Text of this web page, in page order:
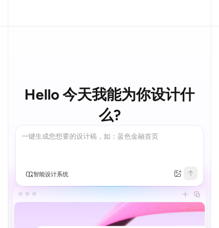
Hello今天我能为你设计什
么?
智能设计系统